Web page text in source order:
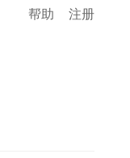
帮助 注册